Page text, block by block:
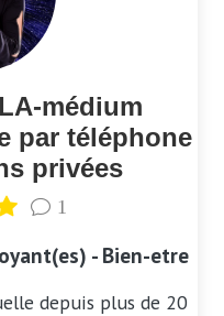
médium
par téléphone
privées
1
- Bien-etre
depuis plus de 20